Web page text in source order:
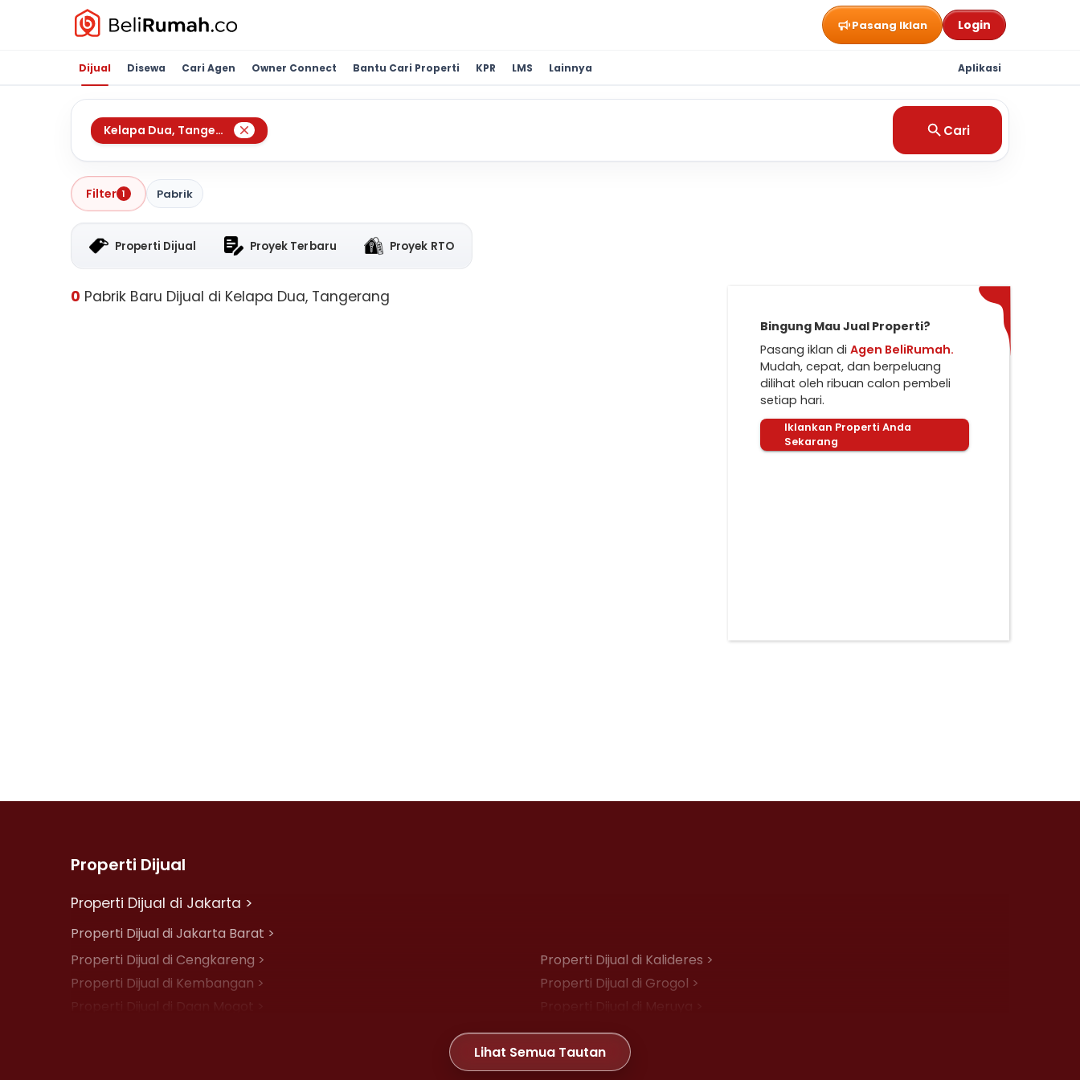
Pasang Iklan Login
Dijual Disewa Cari Agen Owner Connect Bantu Cari Properti KPR LMS Lainnya Aplikasi
Kelapa Dua, Tangerang Cari
Filter 1 Pabrik
Properti Dijual Proyek Terbaru Proyek RTO
0 Pabrik Baru Dijual di Kelapa Dua, Tangerang
Bingung Mau Jual Properti?
Pasang iklan di Agen BeliRumah.
Mudah, cepat, dan berpeluang
dilihat oleh ribuan calon pembeli
setiap hari.
Iklankan Properti Anda
Sekarang
Properti Dijual
Properti Dijual di Jakarta >
Properti Dijual di Jakarta Barat >
Properti Dijual di Cengkareng >
Properti Dijual di Kalideres >
Properti Dijual di Kembangan >
Properti Dijual di Grogol >
Properti Dijual di Daan Mogot >
Properti Dijual di Meruya >
Properti Dijual di Joglo >
Lihat Semua Tautan